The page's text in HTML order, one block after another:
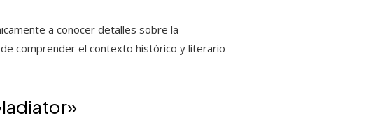
a conocer detalles sobre la
comprender el contexto histórico y literario